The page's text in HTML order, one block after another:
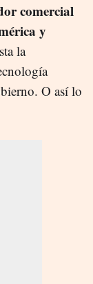
comercial
y
la
O así lo